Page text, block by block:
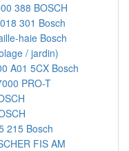
388 BOSCH
301 Bosch
haie Bosch
/ jardin)
A01 5CX Bosch
PRO-T
215 Bosch
FIS AM